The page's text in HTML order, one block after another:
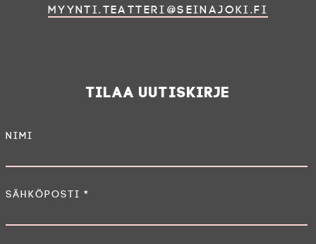
myynti.teatteri@seinajoki.fi
Tilaa uutiskirje
Nimi
Sähköposti *